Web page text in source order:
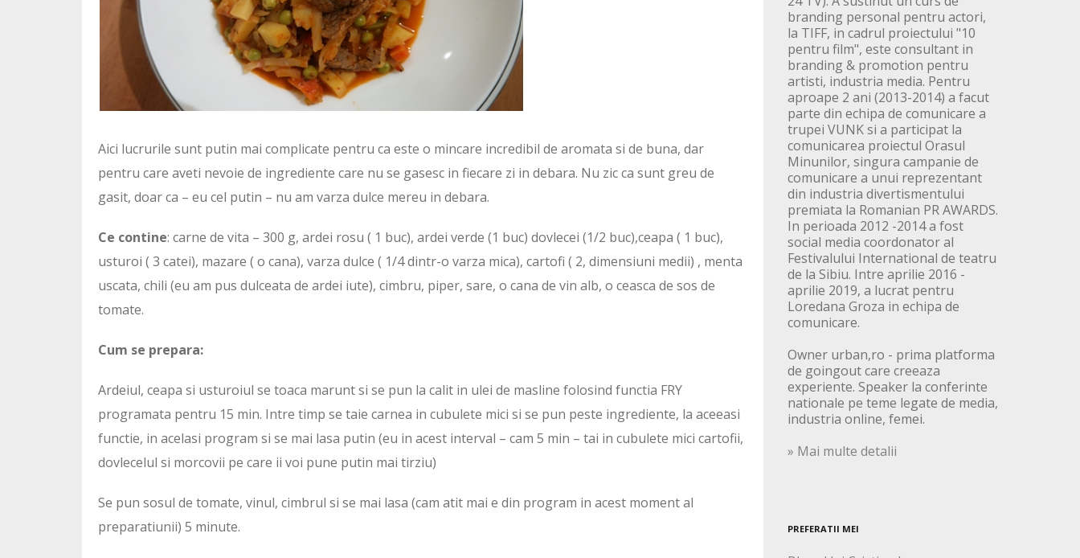
Aici lucrurile sunt putin mai complicate pentru ca este o mincare incredibil de aromata si de buna, dar
pentru care aveti nevoie de ingrediente care nu se gasesc in fiecare zi in debara. Nu zic ca sunt greu de
gasit, doar ca – eu cel putin – nu am varza dulce mereu in debara.
Ce contine: carne de vita – 300 g, ardei rosu ( 1 buc), ardei verde (1 buc) dovlecei (1/2 buc),ceapa ( 1 buc),
usturoi ( 3 catei), mazare ( o cana), varza dulce ( 1/4 dintr-o varza mica), cartofi ( 2, dimensiuni medii) , menta
uscata, chili (eu am pus dulceata de ardei iute), cimbru, piper, sare, o cana de vin alb, o ceasca de sos de
tomate.
Cum se prepara:
Ardeiul, ceapa si usturoiul se toaca marunt si se pun la calit in ulei de masline folosind functia FRY
programata pentru 15 min. Intre timp se taie carnea in cubulete mici si se pun peste ingrediente, la aceeasi
functie, in acelasi program si se mai lasa putin (eu in acest interval – cam 5 min – tai in cubulete mici cartofii,
dovlecelul si morcovii pe care ii voi pune putin mai tirziu)
Se pun sosul de tomate, vinul, cimbrul si se mai lasa (cam atit mai e din program in acest moment al
preparatiunii) 5 minute.
branding personal pentru actori,
la TIFF, in cadrul proiectului "10
pentru film", este consultant in
branding & promotion pentru
artisti, industria media. Pentru
aproape 2 ani (2013-2014) a facut
parte din echipa de comunicare a
trupei VUNK si a participat la
comunicarea proiectul Orasul
Minunilor, singura campanie de
comunicare a unui reprezentant
din industria divertismentului
premiata la Romanian PR AWARDS.
In perioada 2012 -2014 a fost
social media coordonator al
Festivalului International de teatru
de la Sibiu. Intre aprilie 2016 -
aprilie 2019, a lucrat pentru
Loredana Groza in echipa de
comunicare.
Owner urban,ro - prima platforma
de goingout care creeaza
experiente. Speaker la conferinte
nationale pe teme legate de media,
industria online, femei.
» Mai multe detalii
PREFERATII MEI